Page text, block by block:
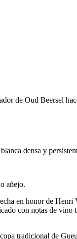
de Oud Beersel
densa y
añejo.
en honor de Henri
con notas de
tradicional de